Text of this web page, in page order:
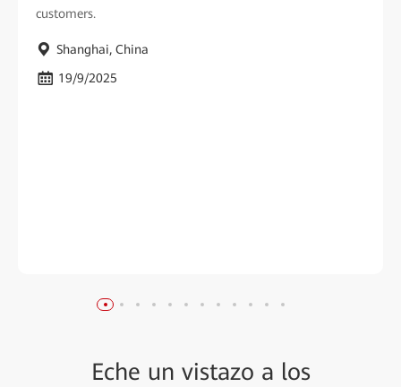
customers.
Shanghai, China
19/9/2025
Eche un vistazo a los